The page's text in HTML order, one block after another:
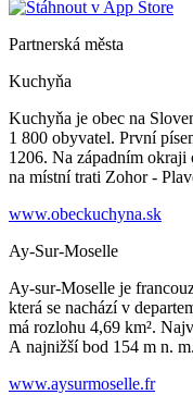
Partnerská města
Kuchyňa
Kuchyňa je obec na
1 800 obyvatel. První
1206. Na západním
na místní trati Zohor -
www.obeckuchyna.sk
Ay-Sur-Moselle
Ay-sur-Moselle je
která se nachází v
má rozlohu 4,69 km².
A najnižší bod 154 m n. m.
www.aysurmoselle.fr